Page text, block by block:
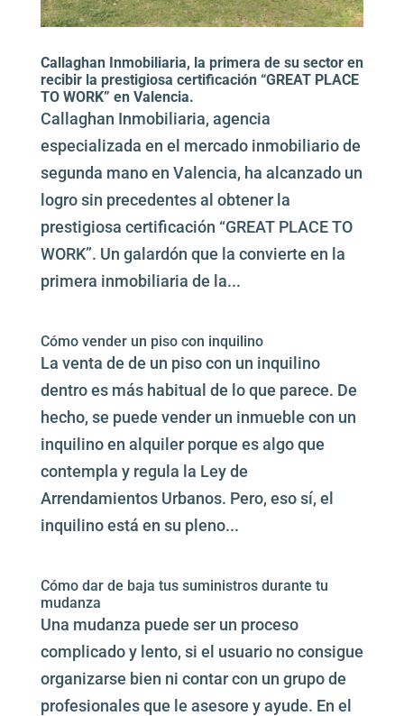
Callaghan Inmobiliaria, la primera de su sector en
recibir la prestigiosa certificación “GREAT PLACE
TO WORK” en Valencia.
Callaghan Inmobiliaria, agencia
especializada en el mercado inmobiliario de
segunda mano en Valencia, ha alcanzado un
logro sin precedentes al obtener la
prestigiosa certificación “GREAT PLACE TO
WORK”. Un galardón que la convierte en la
primera inmobiliaria de la...
Cómo vender un piso con inquilino
La venta de de un piso con un inquilino
dentro es más habitual de lo que parece. De
hecho, se puede vender un inmueble con un
inquilino en alquiler porque es algo que
contempla y regula la Ley de
Arrendamientos Urbanos. Pero, eso sí, el
inquilino está en su pleno...
Cómo dar de baja tus suministros durante tu
mudanza
Una mudanza puede ser un proceso
complicado y lento, si el usuario no consigue
organizarse bien ni contar con un grupo de
profesionales que le asesore y ayude. En el